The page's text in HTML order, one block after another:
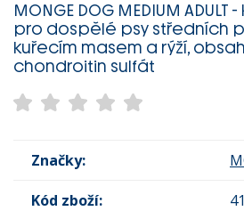
MONGE DOG MEDIUM
pro dospělé psy středních
kuřecím masem a rýží,
chondroitin sulfát
Značky:
Kód zboží: